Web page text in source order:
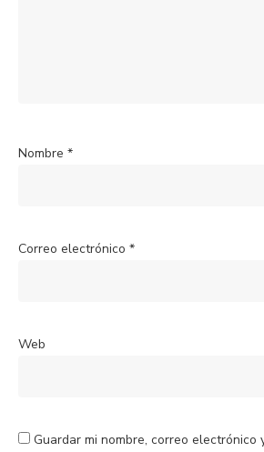
Nombre *
Correo electrónico *
Web
Guardar mi nombre, correo electrónico